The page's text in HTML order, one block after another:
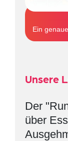
Ein
Unsere
Der
über